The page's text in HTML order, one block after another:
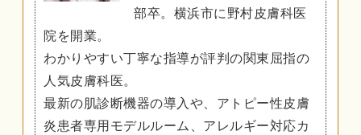
部卒。横浜市に野村皮膚科医
院を開業。
わかりやすい丁寧な指導が評判の関東屈指の
人気皮膚科医。
最新の肌診断機器の導入や、アトピー性皮膚
炎患者専用モデルルーム、アレルギー対応カ